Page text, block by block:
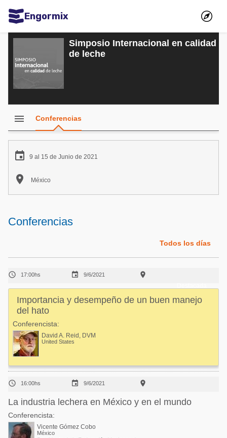
Engormix
Comunidades en español
Agricultura
Balanceados - Piensos
Lechería
Micotoxinas
Mascotas
Avicultura
Porcicultura
Lechería
Balanceados - Piensos
Micotoxinas
Avicultura
Porcicultura
Ganadería
Lechería
Simposio Internacional en calidad
de leche
menu Conferencias
 9 al 15 de Junio de 2021
 México
Conferencias
Todos los días
 17:00hs  9/6/2021 
Importancia y desempeño de un buen manejo
del hato
Conferencista:
David A. Reid, DVM
United States
 16:00hs  9/6/2021 
La industria lechera en México y en el mundo
Conferencista:
Vicente Gómez Cobo
México